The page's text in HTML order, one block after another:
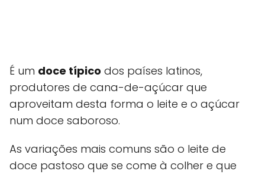
É um doce típico dos países latinos,
produtores de cana-de-açúcar que
aproveitam desta forma o leite e o açúcar
num doce saboroso.
As variações mais comuns são o leite de
doce pastoso que se come à colher e que